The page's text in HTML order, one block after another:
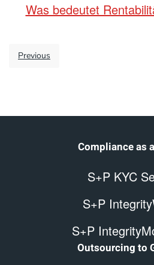
Was bedeutet
Previous
Compliance as
S+P KYC
S+P
S+P
Outsourcing to